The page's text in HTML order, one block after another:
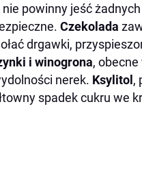
powinny jeść
Czekolada
drgawki,
i winogrona,
nerek. Ksylitol,
spadek cukru we